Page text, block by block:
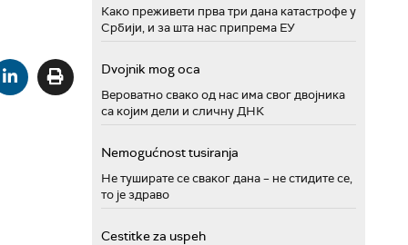
Како преживети прва три дана катастрофе у
Србији, и за шта нас припрема ЕУ
Dvojnik mog oca
Вероватно свако од нас има свог двојника
са којим дели и сличну ДНК
Nemogućnost tusiranja
Не туширате се сваког дана – не стидите се,
то је здраво
Cestitke za uspeh